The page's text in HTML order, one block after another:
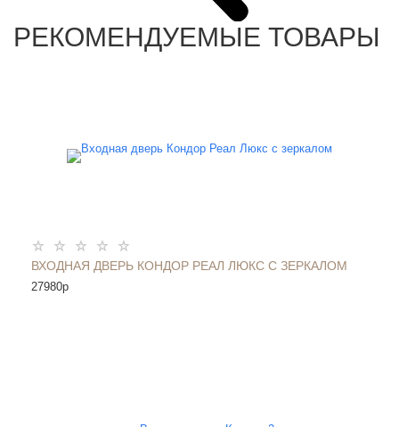
РЕКОМЕНДУЕМЫЕ ТОВАРЫ
ВХОДНАЯ ДВЕРЬ КОНДОР РЕАЛ ЛЮКС С ЗЕРКАЛОМ
27980p